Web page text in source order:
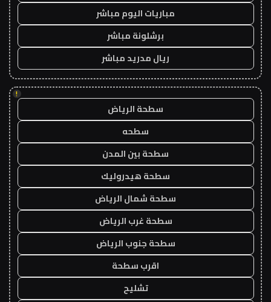
مباريات اليوم مباشر
برشلونة مباشر
ريال مدريد مباشر
!
سطحة الرياض
سطحه
سطحة بين المدن
سطحة هيدروليك
سطحة شمال الرياض
سطحة غرب الرياض
سطحة جنوب الرياض
اقرب سطحة
تشليح